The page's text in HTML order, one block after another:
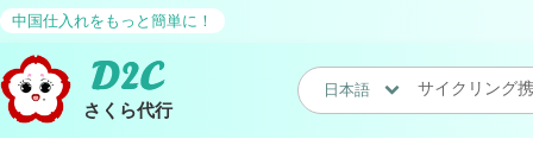
中国仕入れをもっと簡単に！
さくら代行
日本語
日本語